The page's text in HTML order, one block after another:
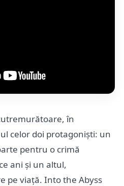
în
celor doi protagoniști: un
pentru o crimă
ani și un altul,
pe viață. Into the Abyss